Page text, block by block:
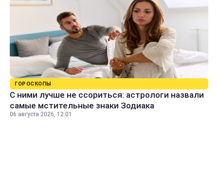
ГОРОСКОПЫ
С ними лучше не ссориться: астрологи назвали
самые мстительные знаки Зодиака
06 августа 2026, 12:01